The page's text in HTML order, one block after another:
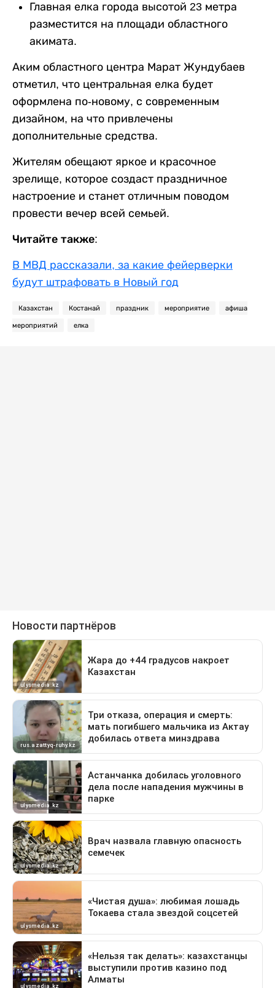
Главная елка города высотой 23 метра
разместится на площади областного
акимата.
Аким областного центра Марат Жундубаев
отметил, что центральная елка будет
оформлена по-новому, с современным
дизайном, на что привлечены
дополнительные средства.
Жителям обещают яркое и красочное
зрелище, которое создаст праздничное
настроение и станет отличным поводом
провести вечер всей семьей.
Читайте также:
В МВД рассказали, за какие фейерверки
будут штрафовать в Новый год
Казахстан Костанай праздник мероприятие афиша
мероприятий елка